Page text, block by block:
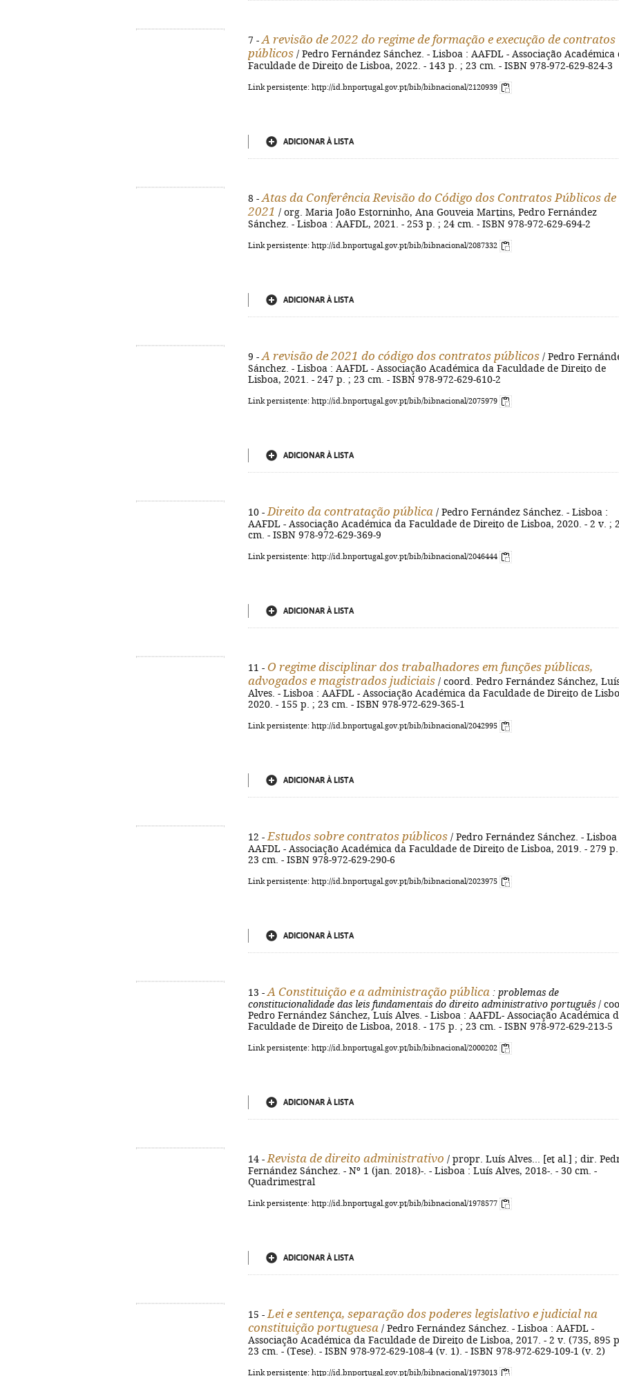
7 - A revisão de 2022 do regime de formação e execução de contratos
públicos / Pedro Fernández Sánchez. - Lisboa : AAFDL - Associação Académica
Faculdade de Direito de Lisboa, 2022. - 143 p. ; 23 cm. - ISBN 978-972-629-824-3
Link persistente: http://id.bnportugal.gov.pt/bib/bibnacional/2120939
ADICIONAR À LISTA
8 - Atas da Conferência Revisão do Código dos Contratos Públicos de
2021 / org. Maria João Estorninho, Ana Gouveia Martins, Pedro Fernández
Sánchez. - Lisboa : AAFDL, 2021. - 253 p. ; 24 cm. - ISBN 978-972-629-694-2
Link persistente: http://id.bnportugal.gov.pt/bib/bibnacional/2087332
ADICIONAR À LISTA
9 - A revisão de 2021 do código dos contratos públicos / Pedro
Sánchez. - Lisboa : AAFDL - Associação Académica da Faculdade de Direito de
Lisboa, 2021. - 247 p. ; 23 cm. - ISBN 978-972-629-610-2
Link persistente: http://id.bnportugal.gov.pt/bib/bibnacional/2075979
ADICIONAR À LISTA
10 - Direito da contratação pública / Pedro Fernández Sánchez. - Lisboa :
AAFDL - Associação Académica da Faculdade de Direito de Lisboa, 2020. - 2 v. ;
cm. - ISBN 978-972-629-369-9
Link persistente: http://id.bnportugal.gov.pt/bib/bibnacional/2046444
ADICIONAR À LISTA
11 - O regime disciplinar dos trabalhadores em funções públicas,
advogados e magistrados judiciais / coord. Pedro Fernández Sánchez,
Alves. - Lisboa : AAFDL - Associação Académica da Faculdade de Direito de
2020. - 155 p. ; 23 cm. - ISBN 978-972-629-365-1
Link persistente: http://id.bnportugal.gov.pt/bib/bibnacional/2042995
ADICIONAR À LISTA
12 - Estudos sobre contratos públicos / Pedro Fernández Sánchez. - Lisboa
AAFDL - Associação Académica da Faculdade de Direito de Lisboa, 2019. - 279
23 cm. - ISBN 978-972-629-290-6
Link persistente: http://id.bnportugal.gov.pt/bib/bibnacional/2023975
ADICIONAR À LISTA
13 - A Constituição e a administração pública : problemas de
constitucionalidade das leis fundamentais do direito administrativo português /
Pedro Fernández Sánchez, Luís Alves. - Lisboa : AAFDL- Associação Académica
Faculdade de Direito de Lisboa, 2018. - 175 p. ; 23 cm. - ISBN 978-972-629-213-5
Link persistente: http://id.bnportugal.gov.pt/bib/bibnacional/2000202
ADICIONAR À LISTA
14 - Revista de direito administrativo / propr. Luís Alves... [et al.] ; dir.
Fernández Sánchez. - Nº 1 (jan. 2018)-. - Lisboa : Luís Alves, 2018-. - 30 cm. -
Quadrimestral
Link persistente: http://id.bnportugal.gov.pt/bib/bibnacional/1978577
ADICIONAR À LISTA
15 - Lei e sentença, separação dos poderes legislativo e judicial na
constituição portuguesa / Pedro Fernández Sánchez. - Lisboa : AAFDL -
Associação Académica da Faculdade de Direito de Lisboa, 2017. - 2 v. (735, 895
23 cm. - (Tese). - ISBN 978-972-629-108-4 (v. 1). - ISBN 978-972-629-109-1 (v. 2)
Link persistente: http://id.bnportugal.gov.pt/bib/bibnacional/1973013